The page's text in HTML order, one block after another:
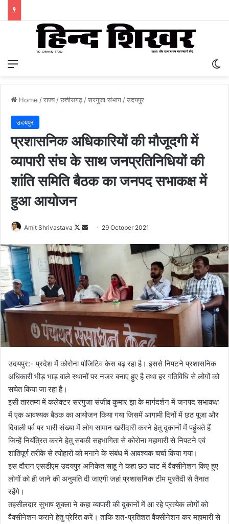
Home /राज्य/छत्तीसगढ़/सरगुजा संभाग/उदयपुर
उदयपुर
प्रशासनिक अधिकारियों की मौजूदगी में
व्यापारी संघ के साथ जनप्रतिनिधियों की
शांति समिति बैठक का जनपद सभाकक्ष में
हुआ आयोजन
Amit Shrivastava
F
l
o
w
o
n
X
a
n
e
m
a
i
29 October 2021
उदयपुर:- प्रदेश में कोरोना पॉजिटिव केस बढ़ रहा है। इससे निपटने प्रशासनिक
अधिकारी भीड़ भाड़ वाले स्थानों पर नजर बनाए हुए है तथा हर गतिविधि से लोगों को
सचेत किया जा रहा है।
इसी तारतम्य में कलेक्टर सरगुजा संजीव कुमार झा के मार्गदर्शन में जनपद सभाकक्ष
में एक आवश्यक बैठक का आयोजन किया गया जिसमें आगामी दिनों में छठ पूजा और
दिवाली पर्व पर भारी संख्या में लोग सामान खरीदारी करने हेतु दुकानों में पहुंचते हैं
जिन्हें नियंत्रित करने हेतु सबकी सहभागिता से कोरोना महामारी से निपटने एवं
शांतिपूर्ण तरीके से त्योहारों को मनाने के संबंध में आवश्यक चर्चा किया गया।
इस दौरान एसडीएम उदयपुर अनिकेत साहू ने कहा छठ घाट में वैक्सीनेशन किए हुए
लोगों को ही जाने की अनुमति दी जाएगी जहां प्रशासनिक टीम मुस्तैदी से तैनात
रहेंगे।
तहसीलदार सुभाष शुक्ला ने कहा व्यापारी की दुकानों में आ रहे प्रत्येक लोगों को
वैक्सीनेशन कराने हेतु प्रेरित करें। ताकि शत-प्रतिशत वैक्सीनेशन कर महामारी से